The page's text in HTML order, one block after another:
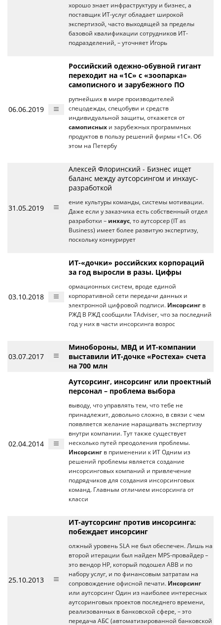
хорошо знает инфраструктуру и бизнес, а
поставщик ИТ-услуг обладает широкой
экспертизой, часто выходящей за пределы
базовой квалификации сотрудников ИТ-
подразделений, – уточняет Игорь
06.06.2019
Российский одежно-обувной гигант
переходит на «1С» с «зоопарка»
самописного и зарубежного ПО
рупнейших в мире производителей
спецодежды, спецобуви и средств
индивидуальной защиты, откажется от
самописных и зарубежных программных
продуктов в пользу решений фирмы «1С». Об
этом на Петербу
31.05.2019
Алексей Флоринский - Бизнес ищет
баланс между аутсорсингом и инхаус-
разработкой
ение культуры команды, системы мотивации.
Даже если у заказчика есть собственный отдел
разработки – инхаус, то аутсорсер (IT as
Business) имеет более развитую экспертизу,
поскольку конкурирует
03.10.2018
ИТ-«дочки» российских корпораций
за год выросли в разы. Цифры
ормационных систем, вроде единой
корпоративной сети передачи данных и
электронной цифровой подписи. Инсорсинг в
РЖД В РЖД сообщили TAdviser, что за последний
год у них в части инсорсинга возрос
03.07.2017
Минобороны, МВД и ИТ-компании
выставили ИТ-дочке «Ростеха» счета
на 700 млн
02.04.2014
Аутсорсинг, инсорсинг или проектный
персонал – проблема выбора
выводу, что управлять тем, что тебе не
принадлежит, довольно сложно, в связи с чем
появляется желание наращивать экспертизу
внутри компании. Тут также существует
несколько путей преодоления проблемы.
Инсорсинг в применении к ИТ Одним из
решений проблемы является создание
инсорсинговых компаний и привлечение
подрядчиков для создания инсорсинговых
команд. Главным отличием инсорсинга от
класси
25.10.2013
ИТ-аутсорсинг против инсорсинга:
побеждает инсорсинг
олжный уровень SLA не был обеспечен. Лишь на
второй итерации был найден MPS-провайдер –
это вендор HP, который подошел ABB и по
набору услуг, и по финансовым затратам на
сопровождение офисной печати. Инсорсинг
или аутсорсинг Один из наиболее интересных
аутсоринговых проектов последнего времени,
реализованных в банковской сфере, – это
передача АБС (автоматизированной банковской